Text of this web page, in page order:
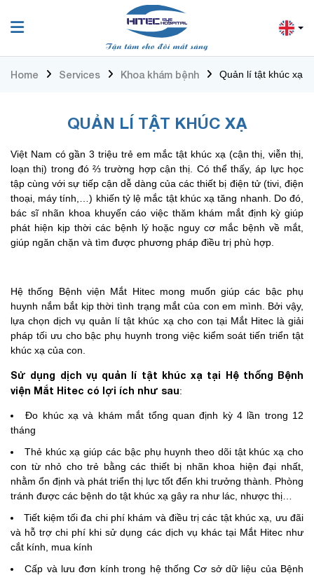
Home Services Khoa khám bệnh Quản lí tật khúc xạ
QUẢN LÍ TẬT KHÚC XẠ
Việt Nam có gần 3 triệu trẻ em mắc tật khúc xạ (cận thị, viễn thị,
loạn thị) trong đó ⅔ trường hợp cận thị. Có thể thấy, áp lực học
tập cùng với sự tiếp cận dễ dàng của các thiết bị điện tử (tivi, điện
thoại, máy tính,…) khiến tỷ lệ mắc tật khúc xạ tăng nhanh. Do đó,
bác sĩ nhãn khoa khuyến cáo việc thăm khám mắt định kỳ giúp
phát hiện kịp thời các bệnh lý hoặc nguy cơ mắc bệnh về mắt,
giúp ngăn chặn và tìm được phương pháp điều trị phù hợp.
Hệ thống Bệnh viện Mắt Hitec mong muốn giúp các bậc phụ
huynh nắm bắt kịp thời tình trạng mắt của con em mình. Bởi vậy,
lựa chọn dịch vụ quản lí tật khúc xạ cho con tại Mắt Hitec là giải
pháp tối ưu cho bậc phụ huynh trong việc kiểm soát tiến triển tật
khúc xạ của con.
Sử dụng dịch vụ quản lí tật khúc xạ tại Hệ thống Bệnh
viện Mắt Hitec có lợi ích như sau:
Đo khúc xạ và khám mắt tổng quan định kỳ 4 lần trong 12
tháng
Thẻ khúc xạ giúp các bậc phụ huynh theo dõi tật khúc xạ cho
con từ nhỏ cho trẻ bằng các thiết bị nhãn khoa hiện đại nhất,
nhằm ổn định và phát triển thị lực tốt đến khi trưởng thành. Phòng
tránh được các bệnh do tật khúc xạ gây ra như lác, nhược thị…
Tiết kiệm tối đa chi phí khám và điều trị các tật khúc xạ, ưu đãi
và hỗ trợ chi phí khi sử dụng các dịch vụ khác tại Mắt Hitec như
cắt kính, mua kính
Cấp và lưu đơn kính trong hệ thống Cơ sở dữ liệu của Bệnh